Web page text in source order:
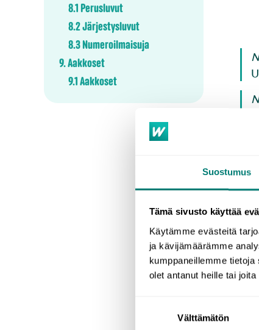
Suostumus
Tämä sivusto käyttää
Käytämme evästeitä
ja kävijämäärämme
kumppaneillemme
olet antanut heille tai
Välttämätön
8.1 Perusluvut
8.2 Järjestysluvut
8.3 Numeroilmaisuja
9. Aakkoset
9.1 Aakkoset